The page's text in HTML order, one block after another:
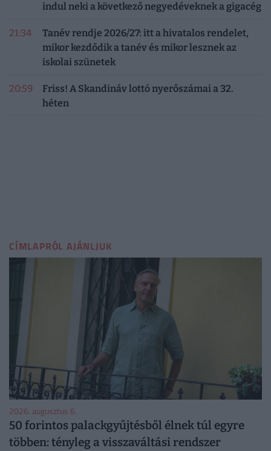
indul neki a következő negyedéveknek a gigacég
21:34
Tanév rendje 2026/27: itt a hivatalos rendelet,
mikor kezdődik a tanév és mikor lesznek az
iskolai szünetek
20:59
Friss! A Skandináv lottó nyerőszámai a 32.
héten
CÍMLAPRÓL AJÁNLJUK
2026. augusztus 6.
50 forintos palackgyűjtésből élnek túl egyre
többen: tényleg a visszaváltási rendszer